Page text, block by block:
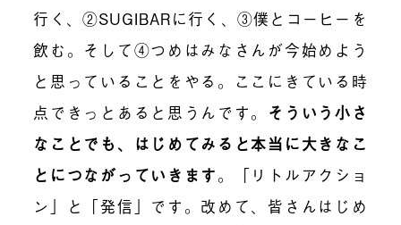
行く、②SUGIBARに行く、③僕とコーヒーを
飲む。そして④つめはみなさんが今始めよう
と思っていることをやる。ここにきている時
点できっとあると思うんです。 そういう小さ
なことでも、はじめてみると本当に大きなこ
とにつながっていきます。「リトルアクショ
ン」と「発信」です。改めて、皆さんはじめ